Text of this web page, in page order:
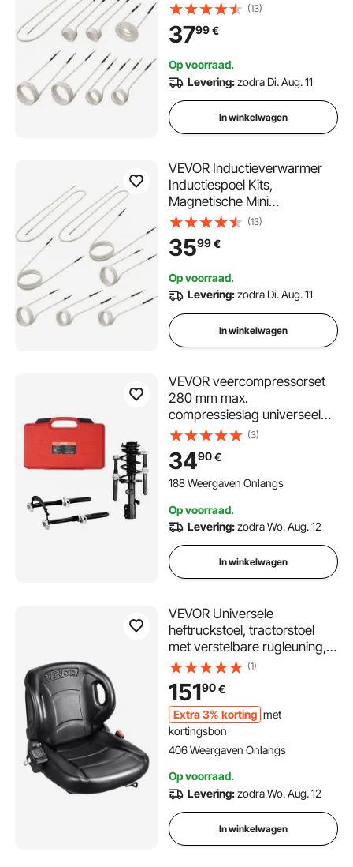
inductieverwarmingsgereeds
chap met flexibiliteit en lange
levensduur voor het
bouten en moeren
(13)
3799€
Op voorraad.
Levering:zodra Di. Aug. 11
In winkelwagen
VEVOR Inductieverwarmer
Inductiespoel Kits,
Magnetische Mini
Inductieverwarmer Set,
Vlamloze
Verwarmingsaccessoires 8
Inductieverwarmingsgereeds
chap met Flexibiliteit
(13)
3599€
Op voorraad.
Levering:zodra Di. Aug. 11
In winkelwagen
VEVOR veercompressorset
280 mm max.
compressieslag universeel
veerpootgereedschap 1200
kg draagvermogen
veerpootcompressor 220-
310 mm auto professioneel
schokdempergereedschap
(3)
3490€
188 Weergaven Onlangs
Op voorraad.
Levering:zodra Wo. Aug. 12
In winkelwagen
VEVOR Universele
heftruckstoel, tractorstoel
met verstelbare rugleuning,
microschakelaar en
veiligheidsgordel, omhullende
heftruckstoel voor tractor,
lader, graafmachine
(1)
15190€
Extra 3% korting met
kortingsbon
406 Weergaven Onlangs
Op voorraad.
Levering:zodra Wo. Aug. 12
In winkelwagen